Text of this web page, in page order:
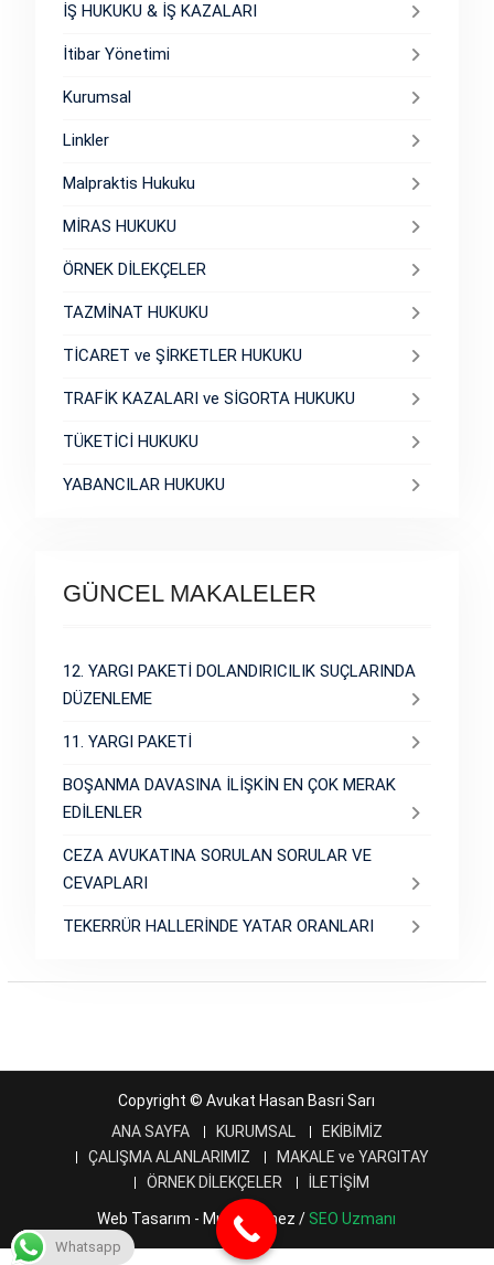
İŞ HUKUKU & İŞ KAZALARI
İtibar Yönetimi
Kurumsal
Linkler
Malpraktis Hukuku
MİRAS HUKUKU
ÖRNEK DİLEKÇELER
TAZMİNAT HUKUKU
TİCARET ve ŞİRKETLER HUKUKU
TRAFİK KAZALARI ve SİGORTA HUKUKU
TÜKETİCİ HUKUKU
YABANCILAR HUKUKU
GÜNCEL MAKALELER
12. YARGI PAKETİ DOLANDIRICILIK SUÇLARINDA
DÜZENLEME
11. YARGI PAKETİ
BOŞANMA DAVASINA İLİŞKİN EN ÇOK MERAK
EDİLENLER
CEZA AVUKATINA SORULAN SORULAR VE
CEVAPLARI
TEKERRÜR HALLERİNDE YATAR ORANLARI
Copyright © Avukat Hasan Basri Sarı
ANA SAYFA
KURUMSAL
EKİBİMİZ
ÇALIŞMA ALANLARIMIZ
MAKALE ve YARGITAY
ÖRNEK DİLEKÇELER
İLETİŞİM
Web Tasarım - Murat Ölmez / SEO Uzmanı
Whatsapp